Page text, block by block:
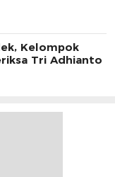
Kelompok
Tri Adhianto